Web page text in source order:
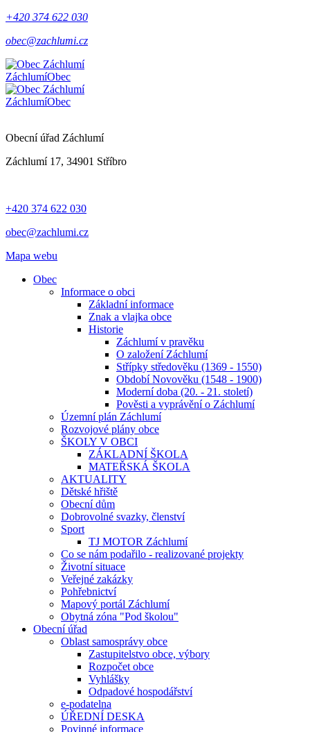
+420 374 622 030
obec@zachlumi.cz
ZáchlumíObec
ZáchlumíObec
Obecní úřad Záchlumí
Záchlumí 17, 34901 Stříbro
+420 374 622 030
obec@zachlumi.cz
Mapa webu
Obec
Informace o obci
Základní informace
Znak a vlajka obce
Historie
Záchlumí v pravěku
O založení Záchlumí
Střípky středověku (1369 - 1550)
Období Novověku (1548 - 1900)
Moderní doba (20. - 21. století)
Pověsti a vyprávění o Záchlumí
Územní plán Záchlumí
Rozvojové plány obce
ŠKOLY V OBCI
ZÁKLADNÍ ŠKOLA
MATEŘSKÁ ŠKOLA
AKTUALITY
Dětské hřiště
Obecní dům
Dobrovolné svazky, členství
Sport
TJ MOTOR Záchlumí
Co se nám podařilo - realizované projekty
Životní situace
Veřejné zakázky
Pohřebnictví
Mapový portál Záchlumí
Obytná zóna "Pod školou"
Obecní úřad
Oblast samosprávy obce
Zastupitelstvo obce, výbory
Rozpočet obce
Vyhlášky
Odpadové hospodářství
e-podatelna
ÚŘEDNÍ DESKA
Povinné informace